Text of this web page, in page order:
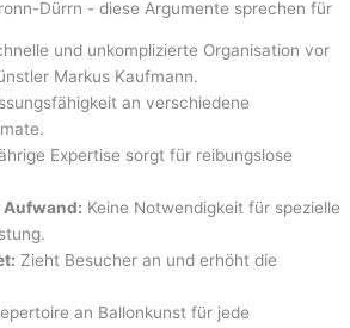
Dürrn - diese Argumente sprechen für
und unkomplizierte Organisation vor
Markus Kaufmann.
an verschiedene
Expertise sorgt für reibungslose
Aufwand: Keine Notwendigkeit für spezielle
Zieht Besucher an und erhöht die
an Ballonkunst für jede